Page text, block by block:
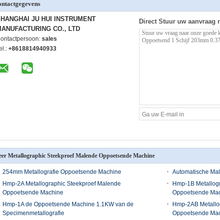
JU HUI INSTRUMENT
CO., LTD
sales
+8618814940933
Direct Stuur uw aanvraag
Metallographic Steekproef Malende Oppoetsende Machine
254mm Metallografie Oppoetsende Machine
Automatische
Hmp-2A Metallographic Steekproef Malende
Oppoetsende Machine
Hmp-1B
Oppoetsende
Hmp-1A de Oppoetsende Machine 1.1KW van de
Specimenmetallografie
Hmp-2AB
Oppoetsende